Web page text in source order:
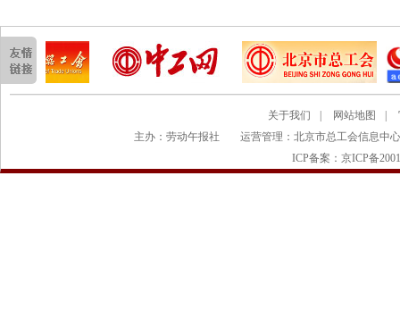
关于我们 网站地图
主办：劳动午报社
运营管理：北京市总工会信息中心
ICP备案：京ICP备